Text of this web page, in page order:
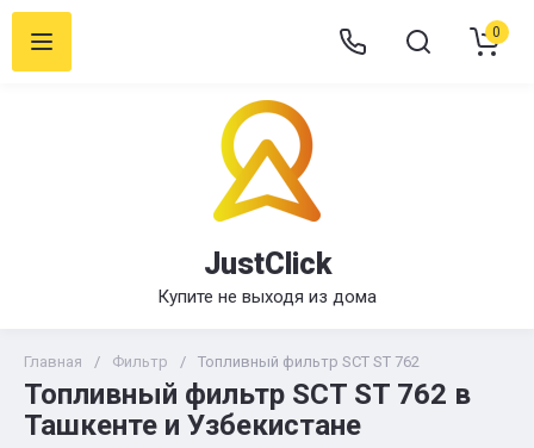
JustClick
Купите не выходя из дома
0
Главная / Фильтр / Топливный фильтр SCT ST 762
Топливный фильтр SCT ST 762 в
Ташкенте и Узбекистане